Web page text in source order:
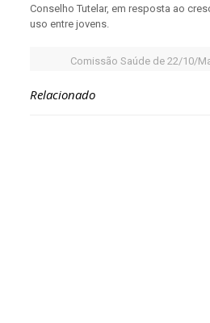
Conselho Tutelar, em resposta ao
uso entre jovens.
Comissão Saúde de 22/10/
Relacionado